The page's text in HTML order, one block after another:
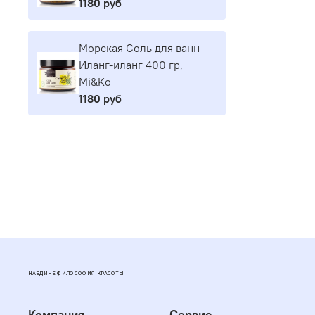
Морская Соль для ванн
Иланг-иланг 400 гр,
Mi&Ko
1180 руб
НАЕДИНЕ ФИЛОСОФИЯ КРАСОТЫ